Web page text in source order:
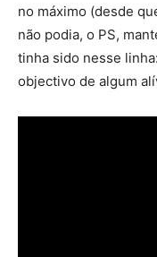
no máximo (desde
não podia, o PS,
tinha sido nesse
objectivo de algum